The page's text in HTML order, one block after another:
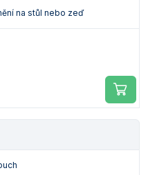
na stůl nebo zeď